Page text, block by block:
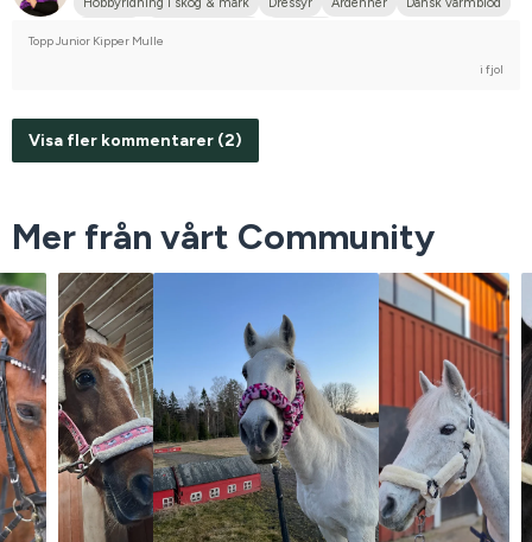
Hobbyridning i skog & mark Dressyr Ardenner
Dansk varmblod
Topp Junior Kipper Mulle
i fjol
Visa fler kommentarer (2)
Mer från vårt Community